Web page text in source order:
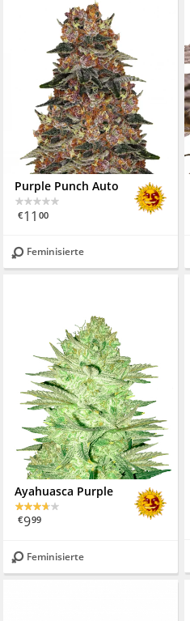
Purple Punch Auto
€11 00
Feminisierte
Ayahuasca Purple
€999
Feminisierte